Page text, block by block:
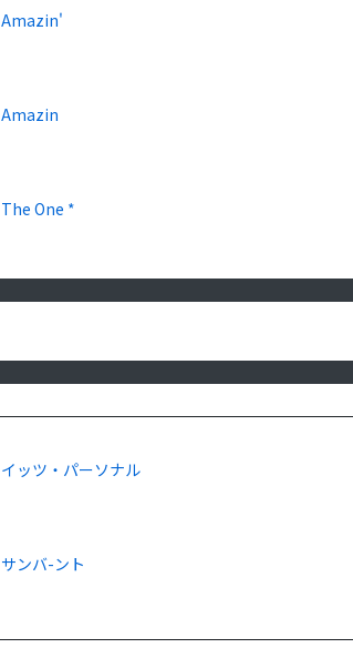
Amazin'
Amazin
The One *
イッツ・パーソナル
サンバ-ント